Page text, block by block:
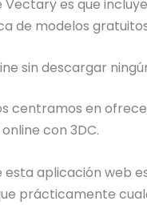
Vectary es que
de modelos
sin descargar
centramos en
con 3DC.
esta aplicación web
prácticamente